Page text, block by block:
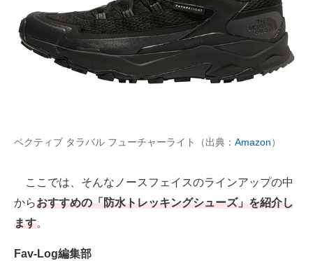
スマホと通信の最新トレンド
進化するPCとデバイスの未来
好きが集まる 比べて選べる
AI活用のいまが分かる
企業ITのトレンドを詳説
経営リーダーのコミュニティ
ベクティブ タラバル フューチャーライト（出典： Amazon）
ここでは、そんなノースフェイスのラインアップの中
からおすすめの「防水トレッキングシューズ」を紹介し
ます。
Fav-Log編集部